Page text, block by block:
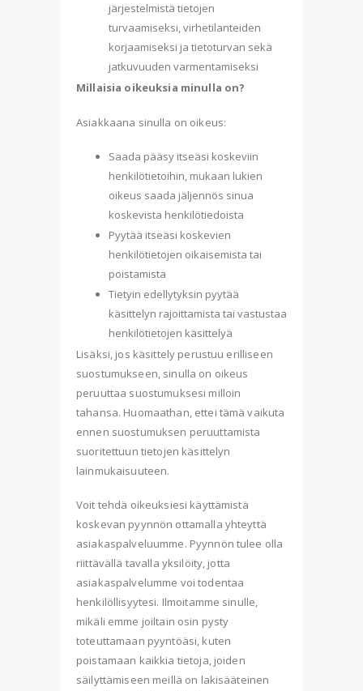
järjestelmistä tietojen
turvaamiseksi, virhetilanteiden
korjaamiseksi ja tietoturvan sekä
jatkuvuuden varmentamiseksi
Millaisia oikeuksia minulla on?
Asiakkaana sinulla on oikeus:
Saada pääsy itseäsi koskeviin
henkilötietoihin, mukaan lukien
oikeus saada jäljennös sinua
koskevista henkilötiedoista
Pyytää itseäsi koskevien
henkilötietojen oikaisemista tai
poistamista
Tietyin edellytyksin pyytää
käsittelyn rajoittamista tai vastustaa
henkilötietojen käsittelyä
Lisäksi, jos käsittely perustuu erilliseen
suostumukseen, sinulla on oikeus
peruuttaa suostumuksesi milloin
tahansa. Huomaathan, ettei tämä vaikuta
ennen suostumuksen peruuttamista
suoritettuun tietojen käsittelyn
lainmukaisuuteen.
Voit tehdä oikeuksiesi käyttämistä
koskevan pyynnön ottamalla yhteyttä
asiakaspalveluumme. Pyynnön tulee olla
riittävällä tavalla yksilöity, jotta
asiakaspalvelumme voi todentaa
henkilöllisyytesi. Ilmoitamme sinulle,
mikäli emme joiltain osin pysty
toteuttamaan pyyntöäsi, kuten
poistamaan kaikkia tietoja, joiden
säilyttämiseen meillä on lakisääteinen